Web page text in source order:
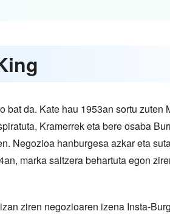
da. Kate hau 1953an sortu zuten
Kramerrek eta bere osaba
Negozioa hanburgesa azkar eta
marka saltzera behartuta egon
ziren negozioaren izena Insta-